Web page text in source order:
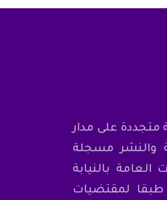
متجددة على مدار
والنشر مسجلة
العامة بالنيابة
طبقا لمقتضيات